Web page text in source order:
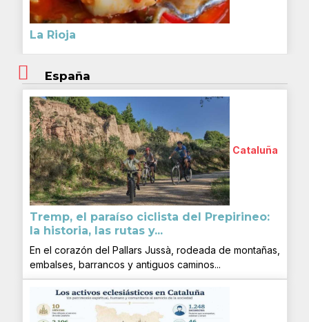
La Rioja
España
Cataluña
Tremp, el paraíso ciclista del Prepirineo:
la historia, las rutas y...
En el corazón del Pallars Jussà, rodeada de montañas,
embalses, barrancos y antiguos caminos...